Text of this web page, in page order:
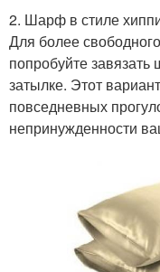
2. Шарф в стиле
Для более
попробуйте
затылке. Этот
повседневных
непринужденности